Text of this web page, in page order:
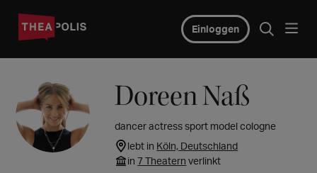
Einloggen
Doreen Naß
dancer actress sport model cologne
lebt in Köln, Deutschland
in7 Theatern verlinkt